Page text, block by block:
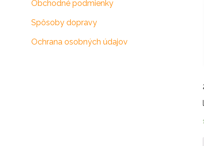
Obchodné podmienky
Spôsoby dopravy
Ochrana osobných údajov